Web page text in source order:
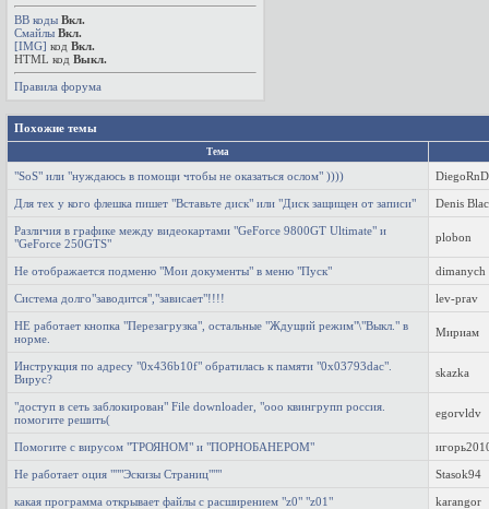
BB коды Вкл.
Смайлы Вкл.
[IMG] код Вкл.
HTML код Выкл.
Правила форума
Похожие темы
Тема
"SoS" или "нуждаюсь в помощи чтобы не оказаться ослом" )))) DiegoRnD
Для тех у кого флешка пишет "Вставьте диск" или "Диск защищен от записи" Denis
Различия в графике между видеокартами "GeForce 9800GT Ultimate" и
"GeForce 250GTS"
plobon
Не отображается подменю "Мои документы" в меню "Пуск" dimanych
Система долго"заводится","зависает"!!!! lev-prav
НЕ работает кнопка "Перезагрузка", остальные "Ждущий режим"\"Выкл." в
норме.
Мириам
Инструкция по адресу "0x436b10f" обратилась к памяти "0x03793dac".
Вирус?
skazka
"доступ в сеть заблокирован" File downloader, "ооо квингрупп россия.
помогите решить(
egorvldv
Помогите с вирусом "ТРОЯНОМ" и "ПОРНОБАНЕРОМ"
Не работает оция """Эскизы Страниц""" Stasok94
какая программа открывает файлы с расширением "z0" "z01" karangor